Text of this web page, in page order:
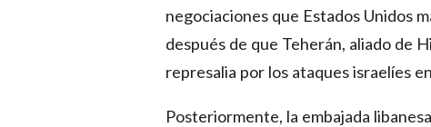
negociaciones que Estados Unidos
después de que Teherán, aliado de
represalia por los ataques israelíes
Posteriormente, la embajada